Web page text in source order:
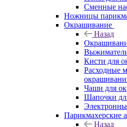
Сменные
Ножницы
Окрашивание
Назад
Кисти для
Расходные
Чаши для
Шапочки
Парикмахерские
Назад